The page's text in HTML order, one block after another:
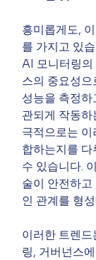
흥미롭게도,
를 가지고 있
AI 모니터링
스의 중요성
성능을 측정
관되게 작동
극적으로는
합하는지를
수 있습니다.
술이 안전하
인 관계를 형
이러한 트렌
링, 거버넌스